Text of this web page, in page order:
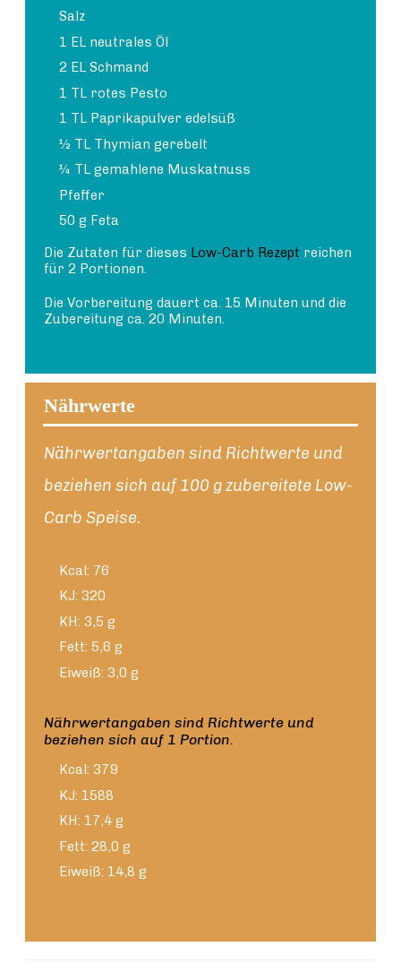
Salz
1 EL neutrales Öl
2 EL Schmand
1 TL rotes Pesto
1 TL Paprikapulver edelsüß
½ TL Thymian gerebelt
¼ TL gemahlene Muskatnuss
Pfeffer
50 g Feta
Die Zutaten für dieses Low-Carb Rezept reichen
für 2 Portionen.
Die Vorbereitung dauert ca. 15 Minuten und die
Zubereitung ca. 20 Minuten.
Nährwerte
Nährwertangaben sind Richtwerte und
beziehen sich auf 100 g zubereitete Low-
Carb Speise.
Kcal: 76
KJ: 320
KH: 3,5 g
Fett: 5,6 g
Eiweiß: 3,0 g
Nährwertangaben sind Richtwerte und
beziehen sich auf 1 Portion.
Kcal: 379
KJ: 1588
KH: 17,4 g
Fett: 28,0 g
Eiweiß: 14,8 g